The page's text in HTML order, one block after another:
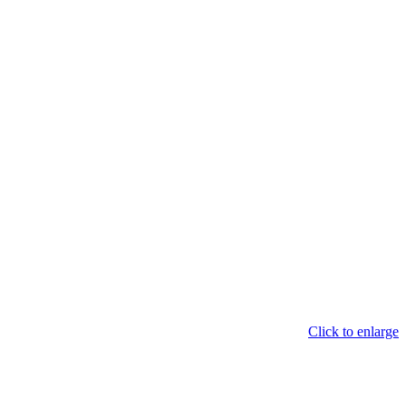
Click to enlarge